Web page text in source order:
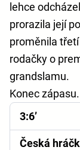
lehce
prorazila její
proměnila
rodačky o
grandslamu.
Konec zápasu.
3:6’
Česká